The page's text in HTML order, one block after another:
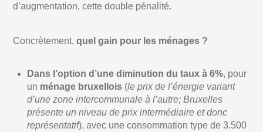
d’augmentation, cette double pénalité.
Concrètement,quel gain pour les ménages ?
Dans l’option d’une diminution du taux à 6%, pour
un ménage bruxellois (le prix de l’énergie variant
d’une zone intercommunale à l’autre; Bruxelles
présente un niveau de prix intermédiaire et donc
représentatif), avec une consommation type de 3.500